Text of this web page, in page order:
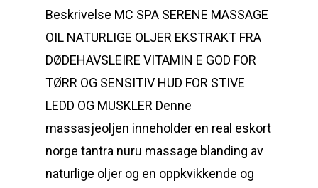
Beskrivelse MC SPA SERENE MASSAGE
OIL NATURLIGE OLJER EKSTRAKT FRA
DØDEHAVSLEIRE VITAMIN E GOD FOR
TØRR OG SENSITIV HUD FOR STIVE
LEDD OG MUSKLER Denne
massasjeoljen inneholder en real eskort
norge tantra nuru massage blanding av
naturlige oljer og en oppkvikkende og